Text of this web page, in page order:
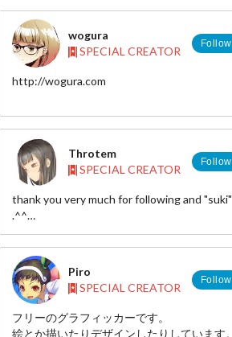
wogura
SPECIAL CREATOR
Follow
http://wogura.com
Throtem
SPECIAL CREATOR
Follow
thank you very much for following and "suki"
.^^
http://www.pixiv.net/member.php?
id=4984458
Piro
SPECIAL CREATOR
Follow
フリーのグラフィッカーです。
絵とか描いたりデザインしたりしています。